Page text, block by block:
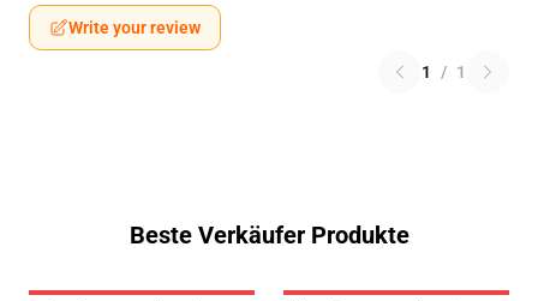
Write your review
1 / 1
Beste Verkäufer Produkte